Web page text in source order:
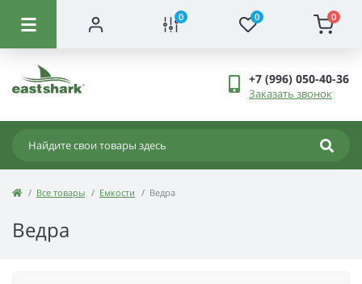
0 0 0
+7 (996) 050-40-36
Заказать звонок
Все товары Емкости Ведра
Ведра